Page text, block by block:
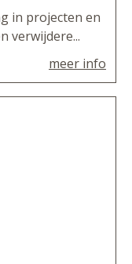
in projecten en
verwijdere...
meer info